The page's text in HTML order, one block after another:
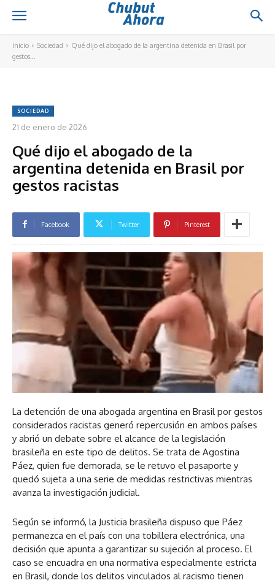
Inicio Sociedad
Qué dijo el abogado de la argentina detenida en Brasil por
gestos...
SOCIEDAD
21 de enero de 2026
Qué dijo el abogado de la
argentina detenida en Brasil por
gestos racistas
Facebook Twitter Pinterest
La detención de una abogada argentina en Brasil por gestos
considerados racistas generó repercusión en ambos países
y abrió un debate sobre el alcance de la legislación
brasileña en este tipo de delitos. Se trata de Agostina
Páez, quien fue demorada, se le retuvo el pasaporte y
quedó sujeta a una serie de medidas restrictivas mientras
avanza la investigación judicial.
Según se informó, la Justicia brasileña dispuso que Páez
permanezca en el país con una tobillera electrónica, una
decisión que apunta a garantizar su sujeción al proceso. El
caso se encuadra en una normativa especialmente estricta
en Brasil, donde los delitos vinculados al racismo tienen